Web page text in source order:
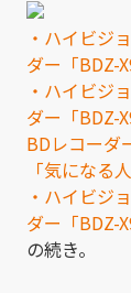
・ハイビジ
ダー「BDZ-
・ハイビジ
ダー「BDZ-
BDレコーダ
「気になる
・ハイビジ
ダー「BDZ-
の続き。